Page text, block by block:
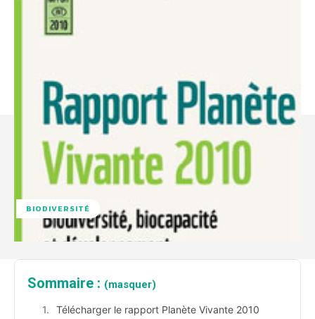
BIODIVERSITÉ
Sommaire : (masquer)
Télécharger le rapport Planète Vivante 2010